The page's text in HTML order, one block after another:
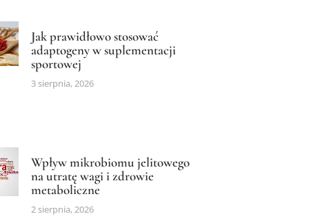
Jak prawidłowo stosować
adaptogeny w suplementacji
sportowej
3 sierpnia, 2026
Wpływ mikrobiomu jelitowego
na utratę wagi i zdrowie
metaboliczne
2 sierpnia, 2026